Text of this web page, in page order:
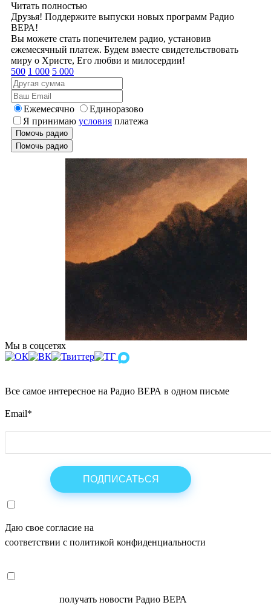
Читать полностью
Друзья! Поддержите выпуски новых программ Радио
ВЕРА!
Вы можете стать попечителем радио, установив
ежемесячный платеж. Будем вместе свидетельствовать
миру о Христе, Его любви и милосердии!
500 1 000 5 000
Ежемесячно
Единоразово
Я принимаю условия платежа
Помочь радио
Помочь радио
Мы в соцсетях
Все самое интересное на Радио ВЕРА в одном письме
Email*
Даю свое согласие на
соответствии с политикой конфиденциальности
получать новости Радио ВЕРА